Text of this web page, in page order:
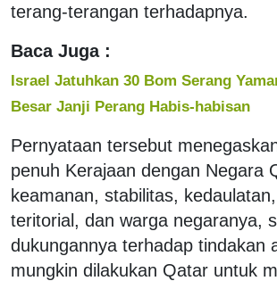
terang-terangan terhadapnya.
Baca Juga :
Israel Jatuhkan 30 Bom Serang
Besar Janji Perang Habis-habisan
Pernyataan tersebut
penuh Kerajaan dengan Negara
keamanan, stabilitas,
teritorial, dan warga negaranya,
dukungannya terhadap tindakan
mungkin dilakukan Qatar untuk